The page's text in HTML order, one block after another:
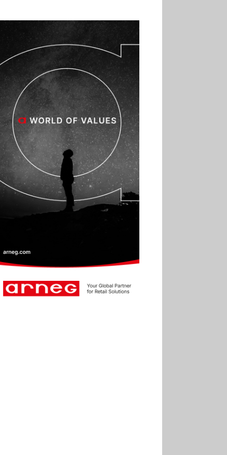
investissements pour
réduire sa consommation
01.07
Aldi Studio lance sa
première collection capsule
inspirée de ses codes
visuels
01.07
Cafom annonce
des résultats semestriels en
hausse, portés par le e-
commerce
30.06
La Sportiva affiche
une croissance solide en
2025
30.06
Canicule : les